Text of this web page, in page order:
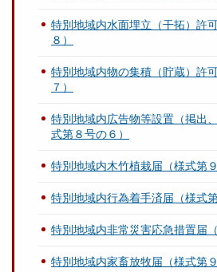
特別地域内水面埋立（干拓）許
８）
特別地域内物の集積（貯蔵）許
７）
特別地域内広告物等設置（掲出
式第８号の６）
特別地域内木竹植栽届（様式第９
特別地域内行為着手済届（様式第
特別地域内非常災害応急措置届
特別地域内家畜放牧届（様式第９